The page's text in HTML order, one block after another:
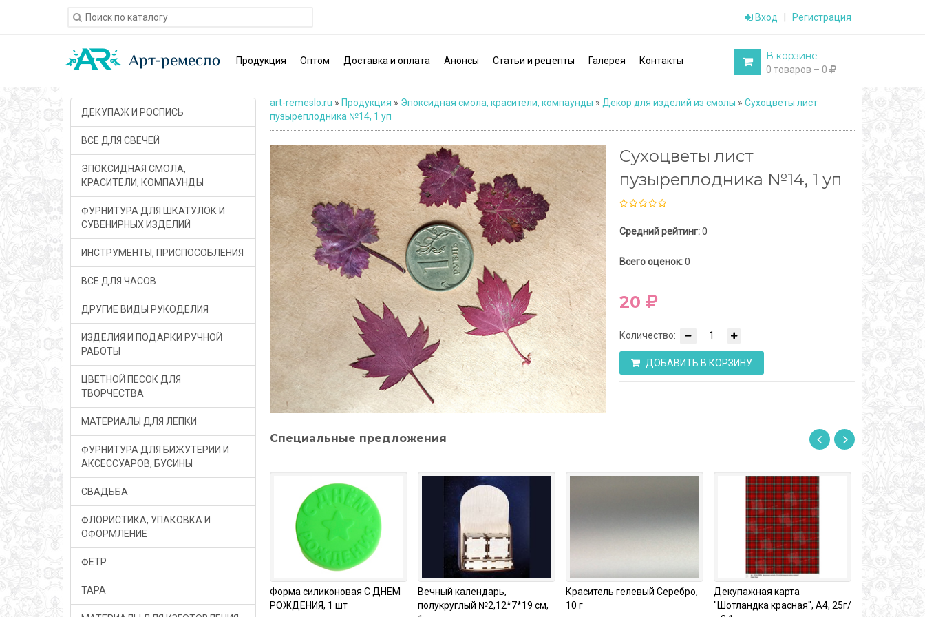
Вход Регистрация
Продукция Оптом Доставка и оплата Анонсы Статьи и рецепты Галерея Контакты В корзине
0 товаров – 0
ДЕКУПАЖ И РОСПИСЬ
ВСЕ ДЛЯ СВЕЧЕЙ
ЭПОКСИДНАЯ СМОЛА,
КРАСИТЕЛИ, КОМПАУНДЫ
ФУРНИТУРА ДЛЯ ШКАТУЛОК И
СУВЕНИРНЫХ ИЗДЕЛИЙ
ИНСТРУМЕНТЫ, ПРИСПОСОБЛЕНИЯ
ВСЕ ДЛЯ ЧАСОВ
ДРУГИЕ ВИДЫ РУКОДЕЛИЯ
ИЗДЕЛИЯ И ПОДАРКИ РУЧНОЙ
РАБОТЫ
ЦВЕТНОЙ ПЕСОК ДЛЯ
ТВОРЧЕСТВА
МАТЕРИАЛЫ ДЛЯ ЛЕПКИ
ФУРНИТУРА ДЛЯ БИЖУТЕРИИ И
АКСЕССУАРОВ, БУСИНЫ
СВАДЬБА
ФЛОРИСТИКА, УПАКОВКА И
ОФОРМЛЕНИЕ
ФЕТР
ТАРА
art-remeslo.ru » Продукция » Эпоксидная смола, красители, компаунды » Декор для изделий из смолы » Сухоцветы лист
пузыреплодника №14, 1 уп
Сухоцветы лист
пузыреплодника №14, 1 уп
Средний рейтинг:0
Всего оценок:0
20
Количество:
ДОБАВИТЬ В КОРЗИНУ
Специальные предложения
Форма силиконовая С ДНЕМ
РОЖДЕНИЯ, 1 шт
Вечный календарь,
полукруглый №2,12*7*19 см,
Краситель гелевый Серебро,
10 г
Декупажная карта
"Шотландка красная", А4, 25г/
Форма
РОЗОЧКА,